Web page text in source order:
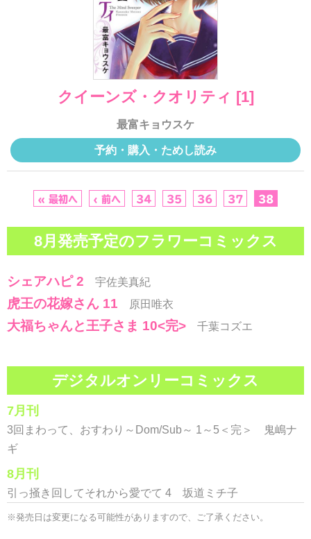
クイーンズ・クオリティ [1]
最富キョウスケ
予約・購入・ためし読み
« 最初へ ‹ 前へ 34 35 36 37 38
8月発売予定のフラワーコミックス
シェアハピ 2 宇佐美真紀
虎王の花嫁さん 11 原田唯衣
大福ちゃんと王子さま 10<完> 千葉コズエ
デジタルオンリーコミックス
7月刊
3回まわって、おすわり～Dom/Sub～ 1～5＜完＞ 鬼嶋ナ
ギ
8月刊
引っ掻き回してそれから愛でて 4 坂道ミチ子
※発売日は変更になる可能性がありますので、ご了承ください。